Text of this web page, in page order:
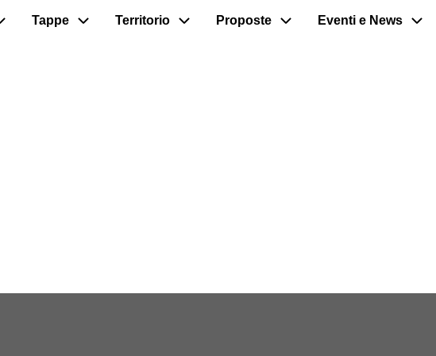
Tappe Territorio Proposte Eventi e News